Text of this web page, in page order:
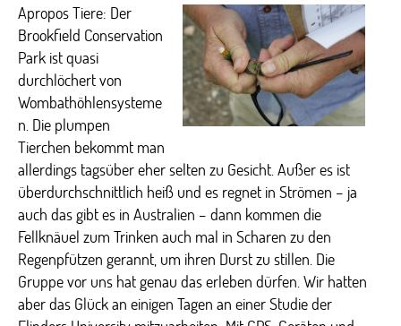
Apropos Tiere: Der
Brookfield Conservation
Park ist quasi
durchlöchert von
Wombathöhlensysteme
n. Die plumpen
Tierchen bekommt man
allerdings tagsüber eher selten zu Gesicht. Außer es ist
überdurchschnittlich heiß und es regnet in Strömen – ja
auch das gibt es in Australien – dann kommen die
Fellknäuel zum Trinken auch mal in Scharen zu den
Regenpfützen gerannt, um ihren Durst zu stillen. Die
Gruppe vor uns hat genau das erleben dürfen. Wir hatten
aber das Glück an einigen Tagen an einer Studie der